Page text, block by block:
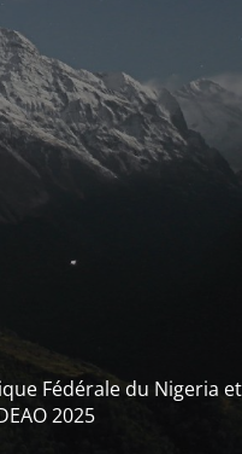
Fédérale du Nigeria et
2025